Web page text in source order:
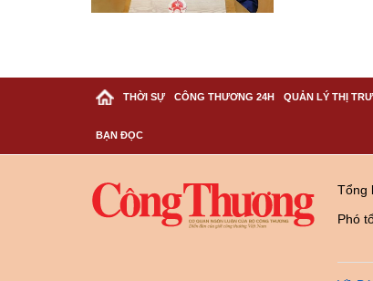
THỜI SỰ CÔNG THƯƠNG 24H QUẢN LÝ THỊ
BẠN ĐỌC
Tổng
Phó